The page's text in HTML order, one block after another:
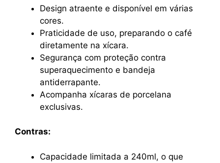
Design atraente e disponível em várias
cores.
Praticidade de uso, preparando o café
diretamente na xícara.
Segurança com proteção contra
superaquecimento e bandeja
antiderrapante.
Acompanha xícaras de porcelana
exclusivas.
Contras:
Capacidade limitada a 240ml, o que